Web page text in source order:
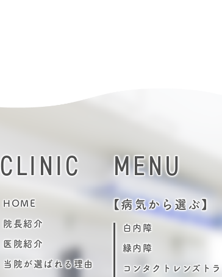
CLINIC
HOME
院長紹介
医院紹介
当院が選ばれる理由
MENU
【病気から選ぶ】
白内障
緑内障
コンタクトレンズトラ